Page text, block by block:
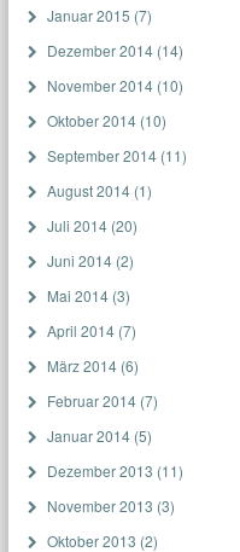
Januar 2015 (7)
Dezember 2014(14)
November 2014(10)
Oktober 2014(10)
September 2014(11)
August 2014(1)
Juli 2014(20)
Juni 2014(2)
Mai 2014(3)
April 2014(7)
März 2014(6)
Februar 2014(7)
Januar 2014(5)
Dezember 2013 (11)
November 2013 (3)
Oktober 2013 (2)